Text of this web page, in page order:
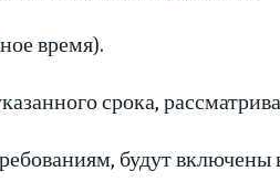
время).
срока,
будут включены